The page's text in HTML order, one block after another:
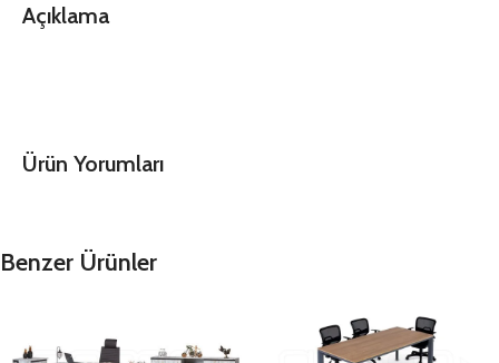
Açıklama
Ürün Yorumları
Benzer Ürünler